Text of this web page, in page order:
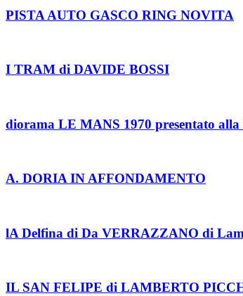
PISTA AUTO GASCO RING NOVITA
I TRAM di DAVIDE BOSSI
diorama LE MANS 1970 presentato
A. DORIA IN AFFONDAMENTO
lA Delfina di Da VERRAZZANO di
IL SAN FELIPE di LAMBERTO